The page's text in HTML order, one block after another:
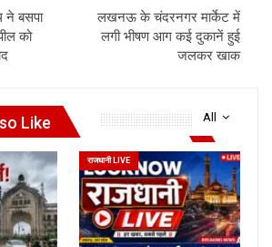
ने बसपा
को
लखनऊ के चंदरनगर मार्केट में
लगी भीषण आग कई दुकानें हुई
जलकर खाक
All
Like
राजधानी LIVE